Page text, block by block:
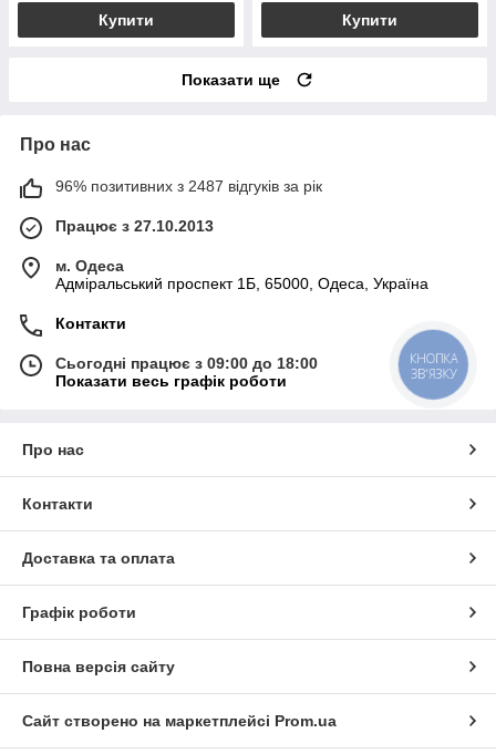
Купити Купити
Показати ще
Про нас
96% позитивних з 2487 відгуків за рік
Працює з 27.10.2013
м. Одеса
Адміральський проспект 1Б, 65000, Одеса, Україна
Контакти
Сьогодні працює з 09:00 до 18:00
Показати весь графік роботи
Про нас
Контакти
Доставка та оплата
Графік роботи
Повна версія сайту
Сайт створено на маркетплейсі Prom.ua
КНОПКА
ЗВ'ЯЗКУ